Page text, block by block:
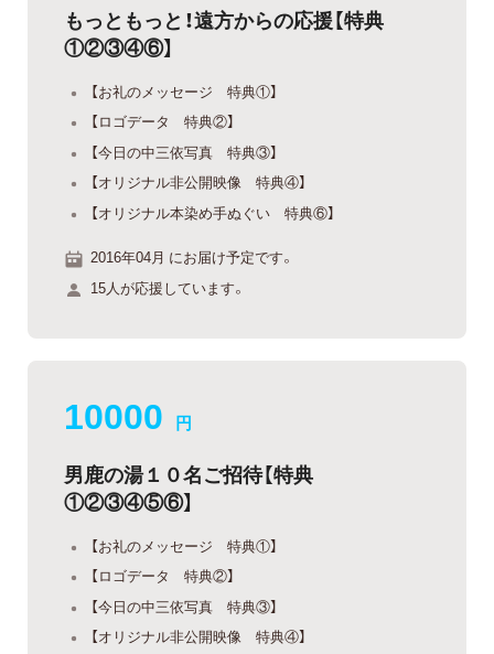
もっともっと！遠方からの応援【特典
①②③④⑥】
【お礼のメッセージ 特典①】
【ロゴデータ 特典②】
【今日の中三依写真 特典③】
【オリジナル非公開映像 特典④】
【オリジナル本染め手ぬぐい 特典⑥】
2016年04月 にお届け予定です。
15人が応援しています。
10000 円
男鹿の湯１０名ご招待【特典
①②③④⑤⑥】
【お礼のメッセージ 特典①】
【ロゴデータ 特典②】
【今日の中三依写真 特典③】
【オリジナル非公開映像 特典④】